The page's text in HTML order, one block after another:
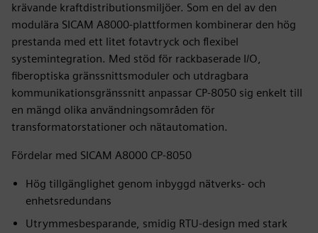
krävande kraftdistributionsmiljöer. Som en del av den
modulära SICAM A8000-plattformen kombinerar den hög
prestanda med ett litet fotavtryck och flexibel
systemintegration. Med stöd för rackbaserade I/O,
fiberoptiska gränssnittsmoduler och utdragbara
kommunikationsgränssnitt anpassar CP‑8050 sig enkelt till
en mängd olika användningsområden för
transformatorstationer och nätautomation.
Fördelar med SICAM A8000 CP‑8050
Hög tillgänglighet genom inbyggd nätverks- och
enhetsredundans
Utrymmesbesparande, smidig RTU-design med stark